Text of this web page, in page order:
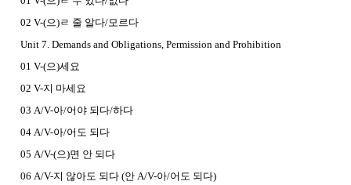
02 V-(으)ㄹ 줄 알다/모르다
Unit 7. Demands and Obligations, Permission and Prohibition
01 V-(으)세요
02 V-지 마세요
03 A/V-아/어야 되다/하다
04 A/V-아/어도 되다
05 A/V-(으)면 안 되다
06 A/V-지 않아도 되다 (안 A/V-아/어도 되다)